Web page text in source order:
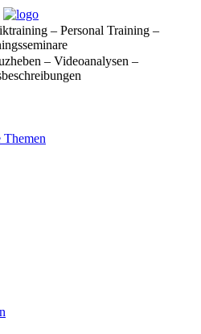
– Personal Training –
– Videoanalysen –
Themen